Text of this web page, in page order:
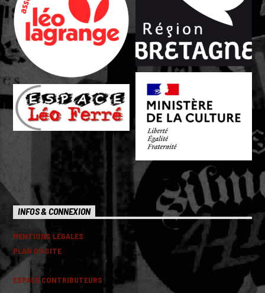
INFOS & CONNEXION
MENTIONS LEGALES
PLAN DU SITE
ESPACE CONTRIBUTEURS